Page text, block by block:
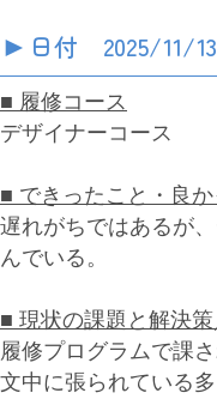
► 日付 2025/11/13
■ 履修コース
デザイナーコース
■ できったこと・良
遅れがちではあるが
んでいる。
■ 現状の課題と解決
履修プログラムで課
文中に張られている